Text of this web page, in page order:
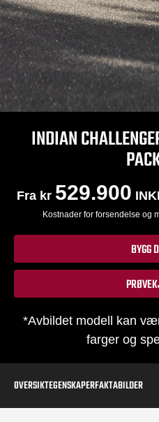
INDIAN
Fra kr 529.900
Kostnader for forsendelse og
BYGG
*Avbildet modell kan
farger og
OVERSIKTEGENSKAPERFAKTABILDER